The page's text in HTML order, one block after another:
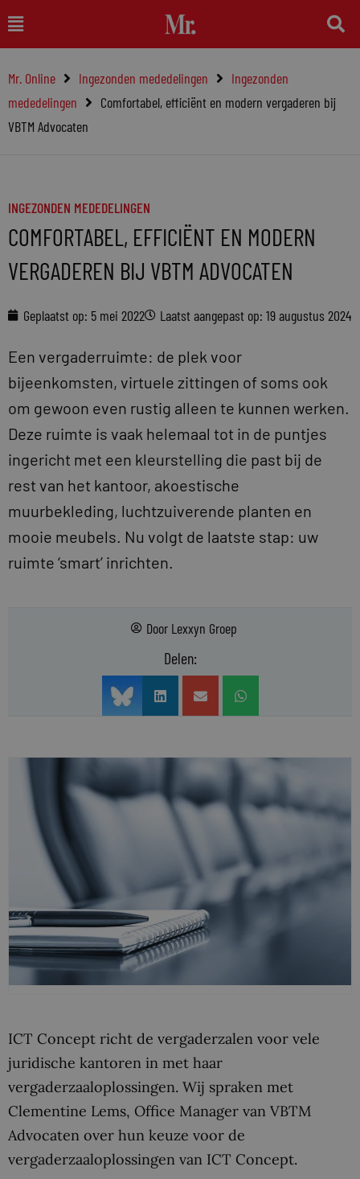
naar
inhoud
Main
Menu
Mr. Online Ingezonden mededelingen
Ingezonden
mededelingen
Comfortabel, efficiënt en modern vergaderen bij
VBTM Advocaten
INGEZONDEN MEDEDELINGEN
COMFORTABEL, EFFICIËNT EN MODERN
VERGADEREN BIJ VBTM ADVOCATEN
Geplaatst op: 5 mei 2022 Laatst aangepast op: 19 augustus 2024
Een vergaderruimte: de plek voor
bijeenkomsten, virtuele zittingen of soms ook
om gewoon even rustig alleen te kunnen werken.
Deze ruimte is vaak helemaal tot in de puntjes
ingericht met een kleurstelling die past bij de
rest van het kantoor, akoestische
muurbekleding, luchtzuiverende planten en
mooie meubels. Nu volgt de laatste stap: uw
ruimte ‘smart’ inrichten.
Door Lexxyn Groep
Delen:
ICT Concept richt de vergaderzalen voor vele
juridische kantoren in met haar
vergaderzaaloplossingen. Wij spraken met
Clementine Lems, Office Manager van VBTM
Advocaten over hun keuze voor de
vergaderzaaloplossingen van ICT Concept.